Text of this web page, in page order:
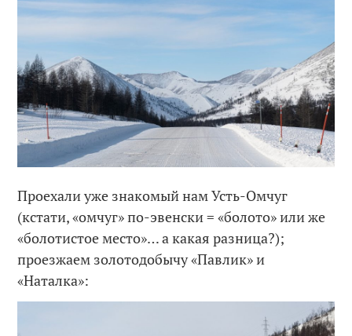
Проехали уже знакомый нам Усть-Омчуг
(кстати, «омчуг» по-эвенски = «болото» или же
«болотистое место»… а какая разница?);
проезжаем золотодобычу «Павлик» и
«Наталка»: